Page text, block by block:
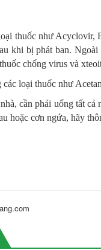
thuốc như Acyclovir,
khi bị phát ban.
chống virus và
các loại thuốc như
cần phải uống tất
hoặc cơn ngứa, hãy